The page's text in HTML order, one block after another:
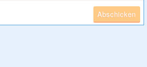
Abschicken